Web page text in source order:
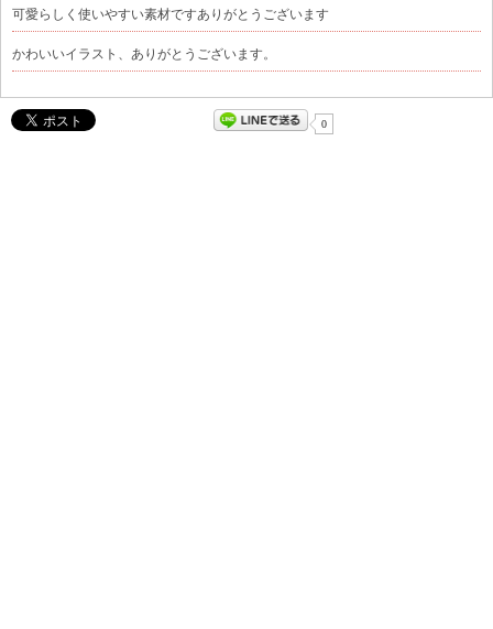
可愛らしく使いやすい素材ですありがとうございます
かわいいイラスト、ありがとうございます。
0